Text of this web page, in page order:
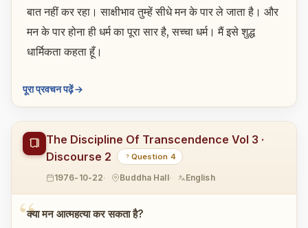
बात नहीं कर रहा। साक्षीभाव तुम्हें सीधे मन के पार ले जाता है। और
मन के पार होना ही धर्म का पूरा सार है, सच्चा धर्म। मैं इसे शुद्ध
धार्मिकता कहता हूँ।
पूरा प्रवचन पढ़ें
The Discipline Of Transcendence Vol 3 ·
Discourse 2
Question 4
1976-10-22 Buddha Hall English
क्या मन आत्महत्या कर सकता है?